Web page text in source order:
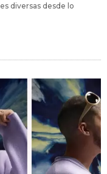
diversas desde lo